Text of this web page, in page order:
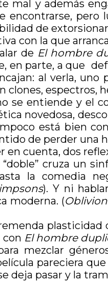
mal y además
encontrarse, pero
de
con la que
de El hombre
en parte, a que
al verla,
clones, espectros,
se entiende y el
novedosa,
está bien
de perder una
en cuenta, dos
cruza un
la comedia
). Y ni
moderna. (Oblivion
con El hombre
mezclar
pareciera
deja pasar y la